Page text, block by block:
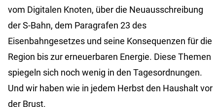
vom Digitalen Knoten, über die Neuausschreibung
der S-Bahn, dem Paragrafen 23 des
Eisenbahngesetzes und seine Konsequenzen für die
Region bis zur erneuerbaren Energie. Diese Themen
spiegeln sich noch wenig in den Tagesordnungen.
Und wir haben wie in jedem Herbst den Haushalt vor
der Brust.